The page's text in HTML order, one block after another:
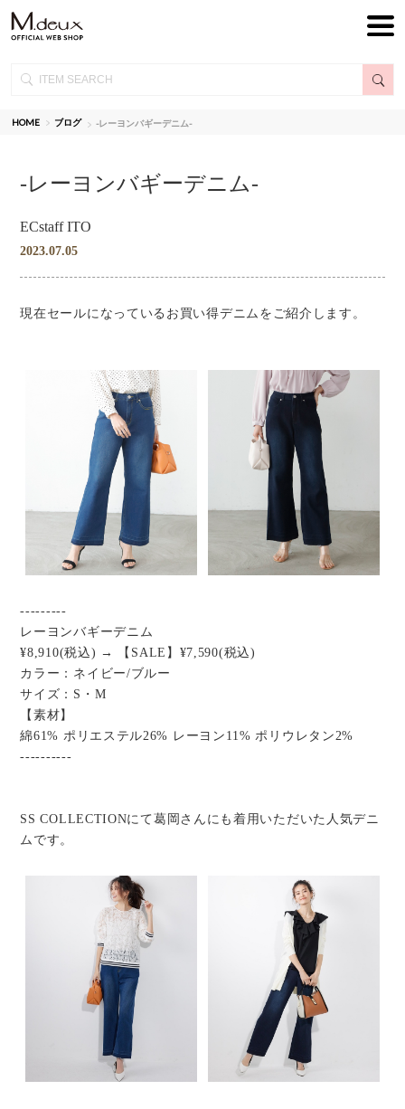
HOME ブログ -レーヨンバギーデニム-
-レーヨンバギーデニム-
ECstaff ITO
2023.07.05
現在セールになっているお買い得デニムをご紹介します。
---------
レーヨンバギーデニム
¥8,910(税込) → 【SALE】¥7,590(税込)
カラー：ネイビー/ブルー
サイズ：S・M
【素材】
綿61% ポリエステル26% レーヨン11% ポリウレタン2%
----------
SS COLLECTIONにて葛岡さんにも着用いただいた人気デニ
ムです。